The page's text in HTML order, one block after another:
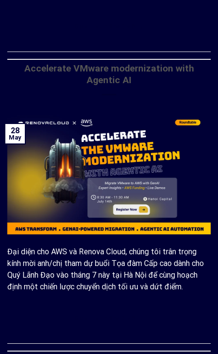
Accelerate VMware modernization with
Agentic AI
28
May
Đại diện cho AWS và Renova Cloud, chúng tôi trân trọng
kính mời anh/chị tham dự buổi Tọa đàm Cấp cao dành cho
Quý Lãnh Đạo vào tháng 7 này tại Hà Nội để cùng hoạch
định một chiến lược chuyển dịch tối ưu và dứt điểm.